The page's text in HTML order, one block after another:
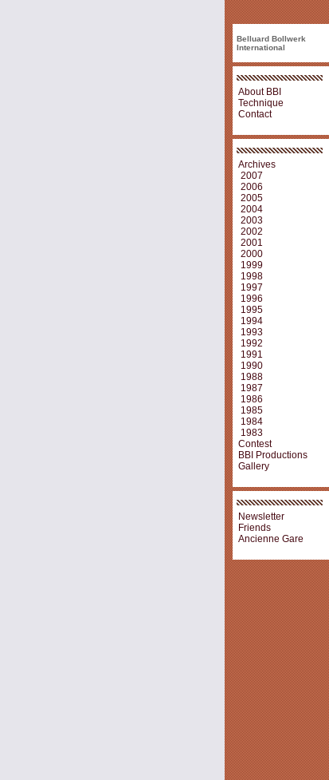
Belluard Bollwerk
International
About BBI
Technique
Contact
Archives
2007
2006
2005
2004
2003
2002
2001
2000
1999
1998
1997
1996
1995
1994
1993
1992
1991
1990
1988
1987
1986
1985
1984
1983
Contest
BBI Productions
Gallery
Newsletter
Friends
Ancienne Gare